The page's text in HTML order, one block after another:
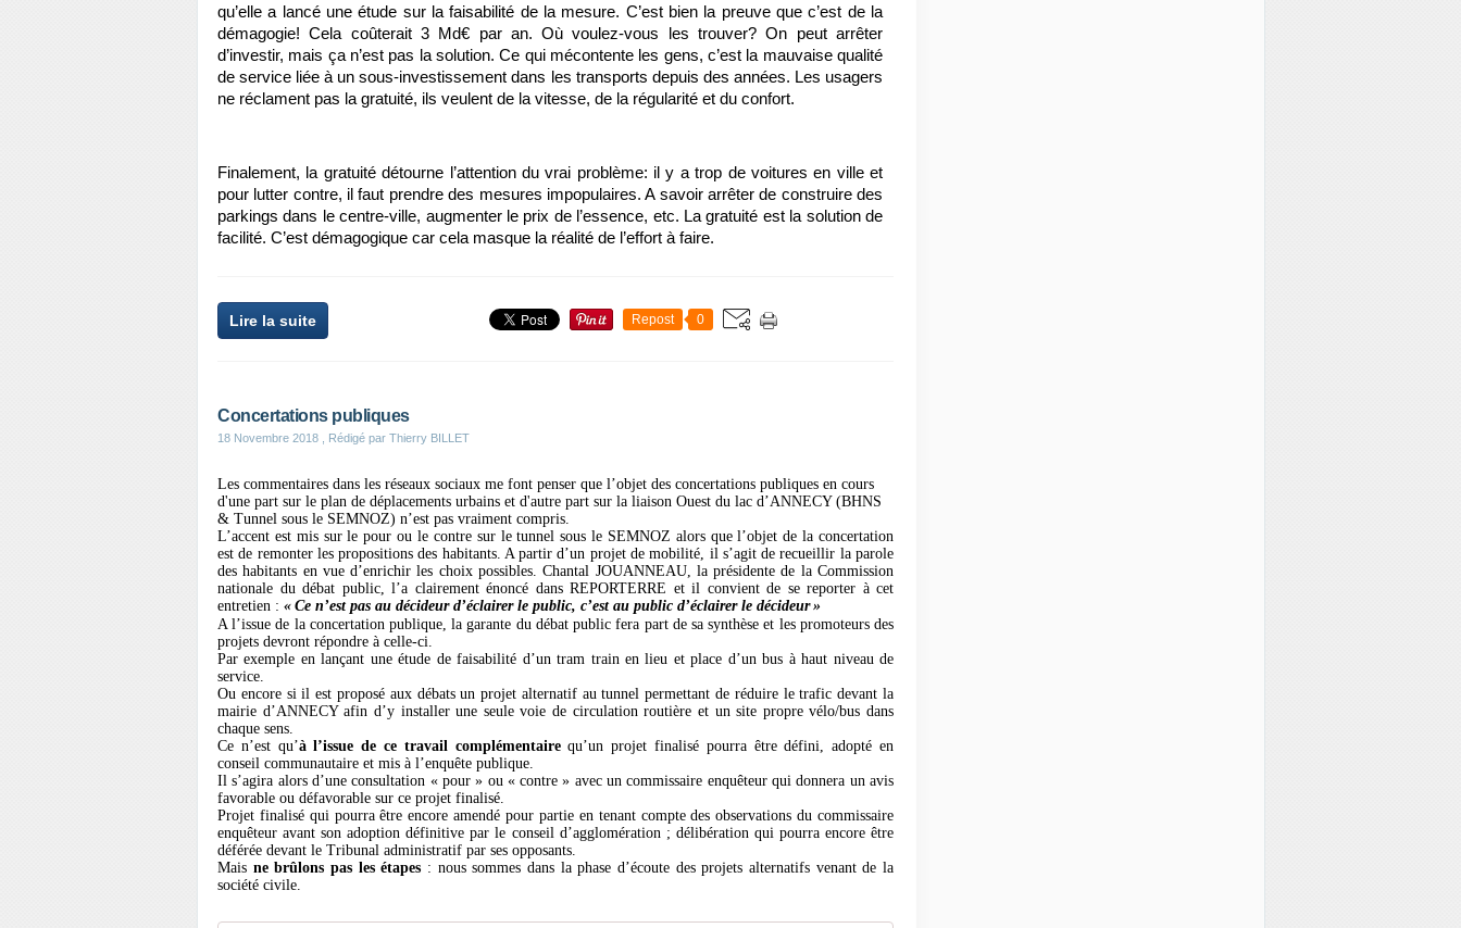
qu’elle a lancé une étude sur la faisabilité de la mesure. C’est bien la preuve que c’est de la
démagogie! Cela coûterait 3 Md€ par an. Où voulez-vous les trouver? On peut arrêter
d’investir, mais ça n’est pas la solution. Ce qui mécontente les gens, c’est la mauvaise qualité
de service liée à un sous-investissement dans les transports depuis des années. Les usagers
ne réclament pas la gratuité, ils veulent de la vitesse, de la régularité et du confort.
Finalement, la gratuité détourne l’attention du vrai problème: il y a trop de voitures en ville et
pour lutter contre, il faut prendre des mesures impopulaires. A savoir arrêter de construire des
parkings dans le centre-ville, augmenter le prix de l’essence, etc. La gratuité est la solution de
facilité. C’est démagogique car cela masque la réalité de l’effort à faire.
Lire la suite Repost 0
Concertations publiques
18 Novembre 2018 , Rédigé par Thierry BILLET
Les commentaires dans les réseaux sociaux me font penser que l’objet des concertations publiques en cours
d'une part sur le plan de déplacements urbains et d'autre part sur la liaison Ouest du lac d’ANNECY (BHNS
& Tunnel sous le SEMNOZ) n’est pas vraiment compris.
L’accent est mis sur le pour ou le contre sur le tunnel sous le SEMNOZ alors que l’objet de la concertation
est de remonter les propositions des habitants. A partir d’un projet de mobilité, il s’agit de recueillir la parole
des habitants en vue d’enrichir les choix possibles. Chantal JOUANNEAU, la présidente de la Commission
nationale du débat public, l’a clairement énoncé dans REPORTERRE et il convient de se reporter à cet
entretien : « Ce n’est pas au décideur d’éclairer le public, c’est au public d’éclairer le décideur »
A l’issue de la concertation publique, la garante du débat public fera part de sa synthèse et les promoteurs des
projets devront répondre à celle-ci.
Par exemple en lançant une étude de faisabilité d’un tram train en lieu et place d’un bus à haut niveau de
service.
Ou encore si il est proposé aux débats un projet alternatif au tunnel permettant de réduire le trafic devant la
mairie d’ANNECY afin d’y installer une seule voie de circulation routière et un site propre vélo/bus dans
chaque sens.
Ce n’est qu’à l’issue de ce travail complémentairequ’un projet finalisé pourra être défini, adopté en
conseil communautaire et mis à l’enquête publique.
Il s’agira alors d’une consultation « pour » ou « contre » avec un commissaire enquêteur qui donnera un avis
favorable ou défavorable sur ce projet finalisé.
Projet finalisé qui pourra être encore amendé pour partie en tenant compte des observations du commissaire
enquêteur avant son adoption définitive par le conseil d’agglomération ; délibération qui pourra encore être
déférée devant le Tribunal administratif par ses opposants.
Mais ne brûlons pas les étapes : nous sommes dans la phase d’écoute des projets alternatifs venant de la
société civile.